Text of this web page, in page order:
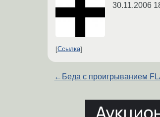
30.11.2006
Ссылка
← Беда с проигрыванием